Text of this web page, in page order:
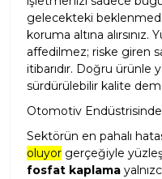
gelecekteki
koruma altına alırsınız.
affedilmez; riske giren
itibarıdır. Doğru ürünle
sürdürülebilir kalite
Otomotiv Endüstrisinde
Sektörün en pahalı
oluyor gerçeğiyle
fosfat kaplama